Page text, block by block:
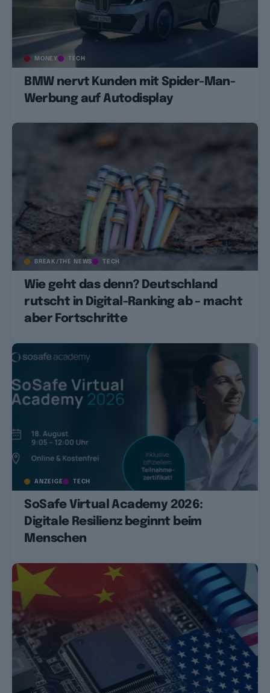
MONEY TECH
BMW nervt Kunden mit Spider-Man-
Werbung auf Autodisplay
BREAK/THE NEWS TECH
Wie geht das denn? Deutschland
rutscht in Digital-Ranking ab – macht
aber Fortschritte
ANZEIGE TECH
SoSafe Virtual Academy 2026:
Digitale Resilienz beginnt beim
Menschen